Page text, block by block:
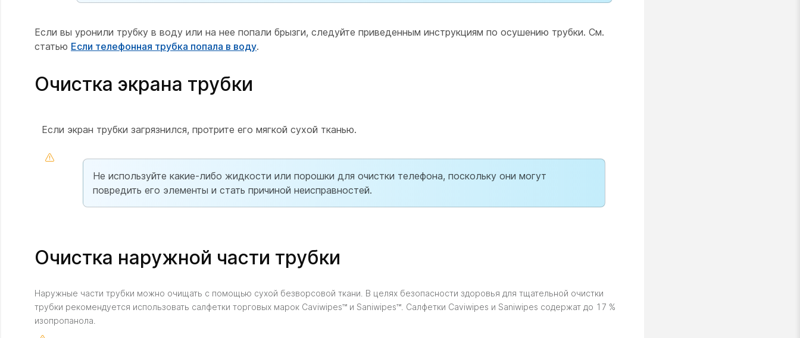
Если вы уронили трубку в воду или на нее попали брызги, следуйте приведенным инструкциям по осушению трубки. См.
статью Если телефонная трубка попала в воду.
Очистка экрана трубки
Если экран трубки загрязнился, протрите его мягкой сухой тканью.
Не используйте какие-либо жидкости или порошки для очистки телефона, поскольку они могут
повредить его элементы и стать причиной неисправностей.
Очистка наружной части трубки
Наружные части трубки можно очищать с помощью сухой безворсовой ткани. В целях безопасности здоровья для тщательной очистки
трубки рекомендуется использовать салфетки торговых марок Caviwipes™ и Saniwipes™. Салфетки Caviwipes и Saniwipes содержат до 17 %
изопропанола.